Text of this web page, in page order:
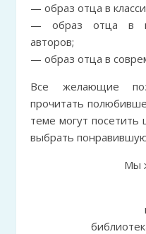
— образ отца в
— образ отца в
авторов;
— образ отца в
Все желающие
прочитать
теме могут
выбрать
Мы